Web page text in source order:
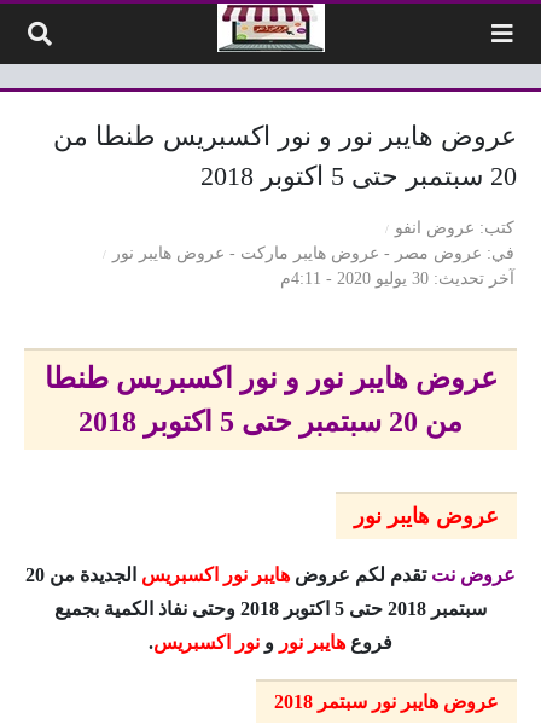
عروض هايبر نور و نور اكسبريس طنطا من
20 سبتمبر حتى 5 اكتوبر 2018
كتب
عروض انفو
في
عروض مصر - عروض هايبر ماركت - عروض هايبر نور
آخر تحديث 30 يوليو 2020 - 4:11م
عروض هايبر نور و نور اكسبريس طنطا
من 20 سبتمبر حتى 5 اكتوبر 2018
عروض هايبر نور
عروض نت تقدم لكم عروض هايبر نور اكسبريس
الجديدة من 20
سبتمبر 2018 حتى 5 اكتوبر 2018 وحتى نفاذ الكمية بجميع
فروع هايبر نور و نور اكسبريس.
عروض هايبر نور سبتمر 2018